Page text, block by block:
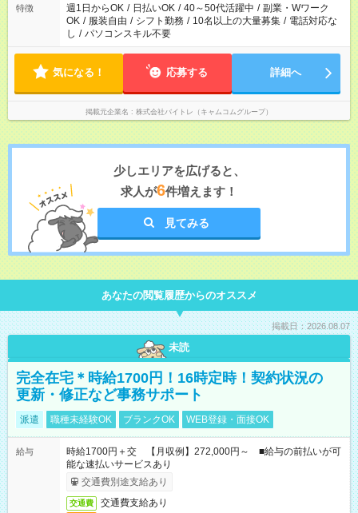
特徴 週1日からOK / 日払いOK / 40～50代活躍中 / 副業・Wワーク
OK / 服装自由 / シフト勤務 / 10名以上の大量募集 / 電話対応な
し / パソコンスキル不要
気になる！ 応募する 詳細へ
掲載元企業名 株式会社バイトレ（キャムコムグループ）
少しエリアを広げると、
求人が6件増えます！
見てみる
あなたの閲覧履歴からのオススメ
掲載日：2026.08.07
未読
完全在宅＊時給1700円！16時定時！契約状況の
更新・修正など事務サポート
派遣 職種未経験OK ブランクOK WEB登録・面接OK
給与
時給1700円＋交 【月収例】272,000円～ ■給与の前払いが可
能な速払いサービスあり
交通費別途支給あり
交通費 交通費支給あり